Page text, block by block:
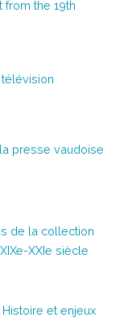
from the 19th
presse vaudoise
de la collection
XXIe siècle
et enjeux